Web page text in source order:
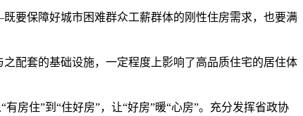
保障好城市困难群众工薪群体的刚性住房需求，也要满
配套的基础设施，一定程度上影响了高品质住宅的居住体
住”到“住好房”，让“好房”暖“心房”。充分发挥省政协